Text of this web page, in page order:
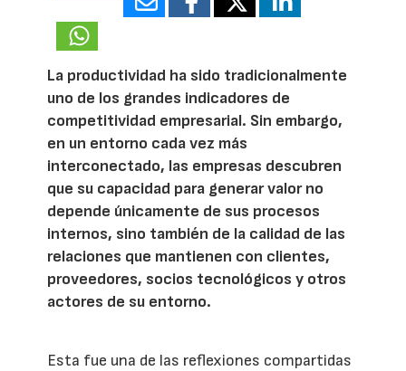
La productividad ha sido tradicionalmente
uno de los grandes indicadores de
competitividad empresarial. Sin embargo,
en un entorno cada vez más
interconectado, las empresas descubren
que su capacidad para generar valor no
depende únicamente de sus procesos
internos, sino también de la calidad de las
relaciones que mantienen con clientes,
proveedores, socios tecnológicos y otros
actores de su entorno.
Esta fue una de las reflexiones compartidas